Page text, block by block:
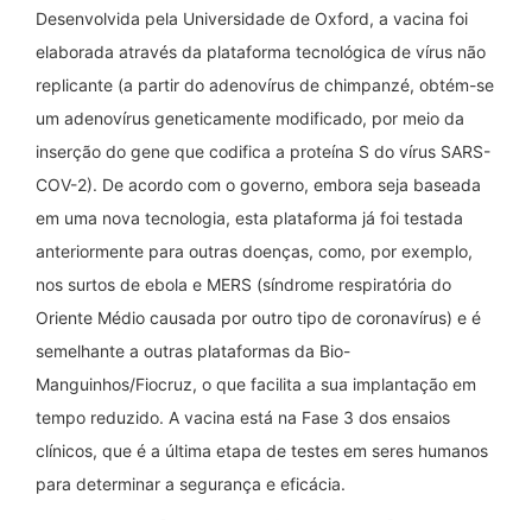
Desenvolvida pela Universidade de Oxford, a vacina foi
elaborada através da plataforma tecnológica de vírus não
replicante (a partir do adenovírus de chimpanzé, obtém-se
um adenovírus geneticamente modificado, por meio da
inserção do gene que codifica a proteína S do vírus SARS-
COV-2). De acordo com o governo, embora seja baseada
em uma nova tecnologia, esta plataforma já foi testada
anteriormente para outras doenças, como, por exemplo,
nos surtos de ebola e MERS (síndrome respiratória do
Oriente Médio causada por outro tipo de coronavírus) e é
semelhante a outras plataformas da Bio-
Manguinhos/Fiocruz, o que facilita a sua implantação em
tempo reduzido. A vacina está na Fase 3 dos ensaios
clínicos, que é a última etapa de testes em seres humanos
para determinar a segurança e eficácia.